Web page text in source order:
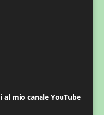
al mio canale YouTube